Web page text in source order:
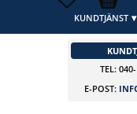
KUNDTJÄNST
TEL:
E-POST: